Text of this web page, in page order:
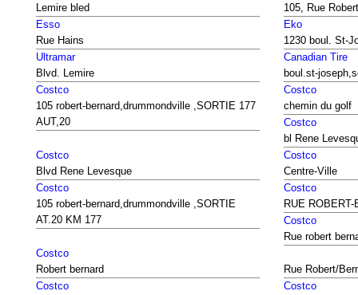
Lemire bled
105, Rue
Esso
Rue Hains
Eko
1230 boul. St-
Ultramar
Blvd. Lemire
Canadian Tire
boul.st-
Costco
105 robert-bernard,drummondville ,SORTIE 177
AUT,20
Costco
chemin du golf
Costco
bl Rene
Costco
Blvd Rene Levesque
Costco
Centre-Ville
Costco
105 robert-bernard,drummondville ,SORTIE
AT.20 KM 177
Costco
RUE ROBERT-
Costco
Rue robert
Costco
Robert bernard
Rue Robert/
Costco
Costco